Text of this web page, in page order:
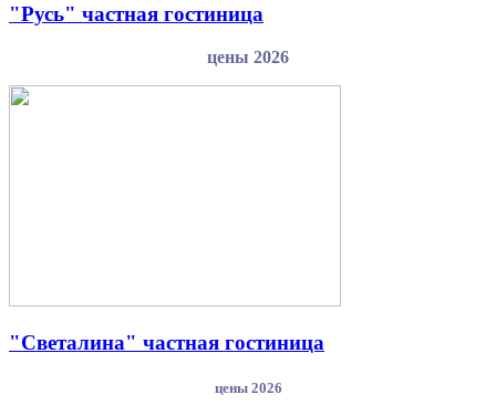
"Русь" частная гостиница
цены 2026
"Светалина" частная гостиница
цены 2026